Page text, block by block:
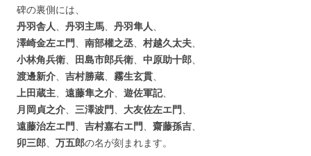
碑の裏側には、
丹羽舎人
丹羽主馬 丹羽隼人
澤崎金左エ門
南部權之丞 村越久太夫
小林角兵衛
田島市郎兵衛 中原助十郎
渡邊新介
吉村勝蔵 霧生玄貫
上田蔵主
遠藤隼之介 遊佐軍記、
月岡貞之介
三澤波門 大友佐左エ門
遠藤治左エ門
吉村嘉右エ門 齋藤孫吉
卯三郎
万五郎の名が刻まれます。